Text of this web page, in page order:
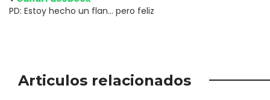
PD: Estoy hecho un flan… pero feliz
Articulos relacionados